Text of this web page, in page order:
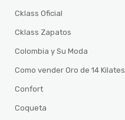
Cklass Oficial
Cklass Zapatos
Colombia y Su Moda
Como vender Oro de 14 Kilates
Confort
Coqueta